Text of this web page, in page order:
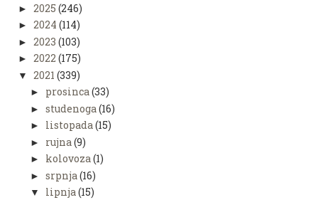
► 2025 (246)
► 2024 (114)
► 2023 (103)
► 2022 (175)
▼ 2021 (339)
► prosinca(33)
► studenoga (16)
► listopada(15)
► rujna (9)
► kolovoza(1)
► srpnja (16)
▼ lipnja(15)